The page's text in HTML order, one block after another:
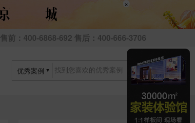
×
售前：400-6868-692 售后：400-666-3706
优秀案例